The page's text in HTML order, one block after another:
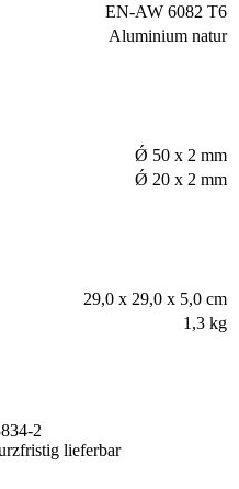
EN-AW 6082 T6
Aluminium natur
Ǿ 50 x 2 mm
Ǿ 20 x 2 mm
29,0 x 29,0 x 5,0 cm
1,3 kg
2
lieferbar